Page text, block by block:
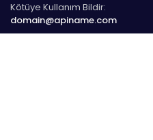
Kötüye Kullanım Bildir:
domain@apiname.com